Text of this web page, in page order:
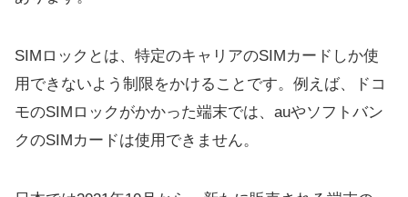
SIMロックとは、特定のキャリアのSIMカードしか使
用できないよう制限をかけることです。例えば、ドコ
モのSIMロックがかかった端末では、auやソフトバン
クのSIMカードは使用できません。